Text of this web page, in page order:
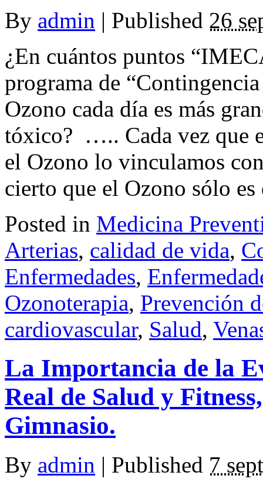
By admin | Published 26
¿En cuántos puntos
programa de
Ozono cada día es más
tóxico? ….. Cada vez que
el Ozono lo vinculamos
cierto que el Ozono sólo
Posted in Medicina
Arterias, calidad de vida,
Enfermedades,
Ozonoterapia, Prevención
cardiovascular, Salud,
La Importancia de la
Real de Salud y
Gimnasio.
By admin | Published 7